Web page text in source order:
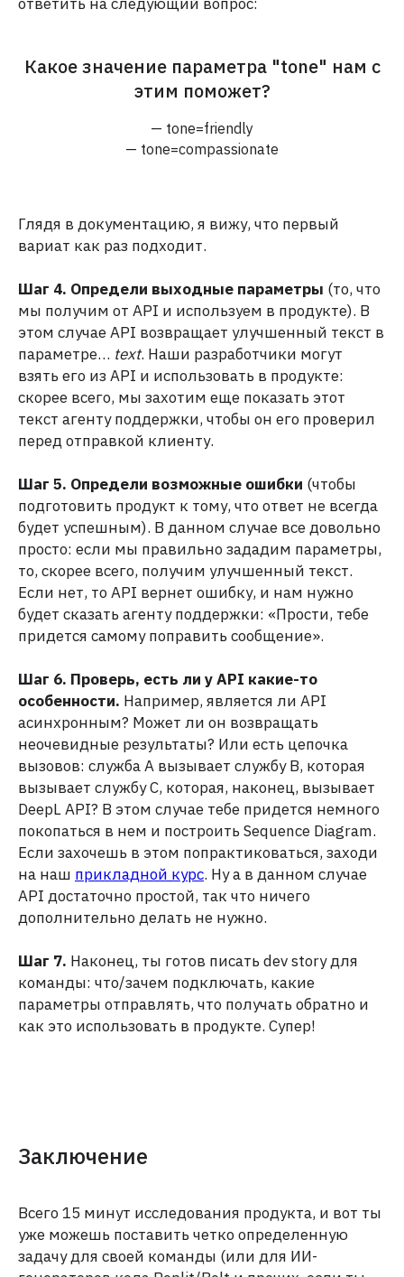
Какое значение параметра "tone" нам с
этим поможет?
— tone=friendly
— tone=compassionate
Глядя в документацию, я вижу, что первый
вариат как раз подходит.
Шаг 4. Определи выходные параметры (то, что
мы получим от API и используем в продукте). В
этом случае API возвращает улучшенный текст в
параметре… text. Наши разработчики могут
взять его из API и использовать в продукте:
скорее всего, мы захотим еще показать этот
текст агенту поддержки, чтобы он его проверил
перед отправкой клиенту.
Шаг 5. Определи возможные ошибки (чтобы
подготовить продукт к тому, что ответ не всегда
будет успешным). В данном случае все довольно
просто: если мы правильно зададим параметры,
то, скорее всего, получим улучшенный текст.
Если нет, то API вернет ошибку, и нам нужно
будет сказать агенту поддержки: «Прости, тебе
придется самому поправить сообщение».
Шаг 6. Проверь, есть ли у API какие-то
особенности. Например, является ли API
асинхронным? Может ли он возвращать
неочевидные результаты? Или есть цепочка
вызовов: служба A вызывает службу B, которая
вызывает службу C, которая, наконец, вызывает
DeepL API? В этом случае тебе придется немного
покопаться в нем и построить Sequence Diagram.
Если захочешь в этом попрактиковаться, заходи
на наш прикладной курс. Ну а в данном случае
API достаточно простой, так что ничего
дополнительно делать не нужно.
Шаг 7. Наконец, ты готов писать dev story для
команды: что/зачем подключать, какие
параметры отправлять, что получать обратно и
как это использовать в продукте. Супер!
Заключение
Всего 15 минут исследования продукта, и вот ты
уже можешь поставить четко определенную
задачу для своей команды (или для ИИ-